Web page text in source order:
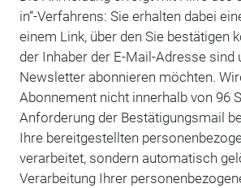
in“-Verfahrens: Sie erhalten dabei
einem Link, über den Sie bestätigen
der Inhaber der E-Mail-Adresse sind
Newsletter abonnieren möchten.
Abonnement nicht innerhalb von 96
Anforderung der Bestätigungsmail
Ihre bereitgestellten
verarbeitet, sondern automatisch
Verarbeitung Ihrer